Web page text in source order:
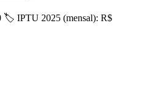
🏷 IPTU 2025 (mensal): R$